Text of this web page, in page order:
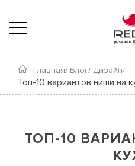
Главная/ Блог/ Дизайн/
Топ-10 вариантов ниши на
ТОП-10